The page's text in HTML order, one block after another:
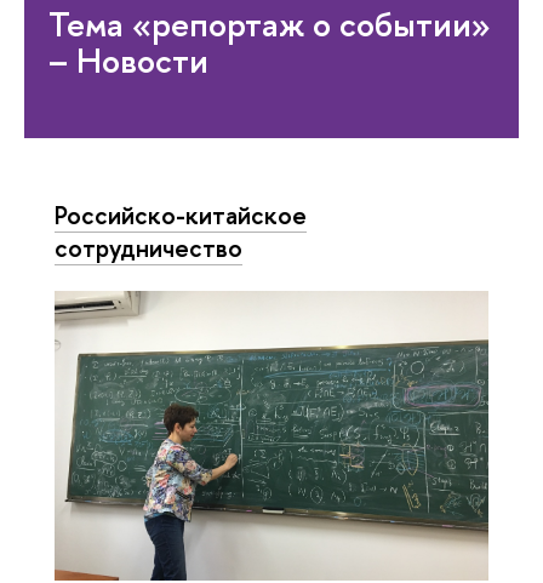
Тема «репортаж о событии»
– Новости
Российско-китайское
сотрудничество